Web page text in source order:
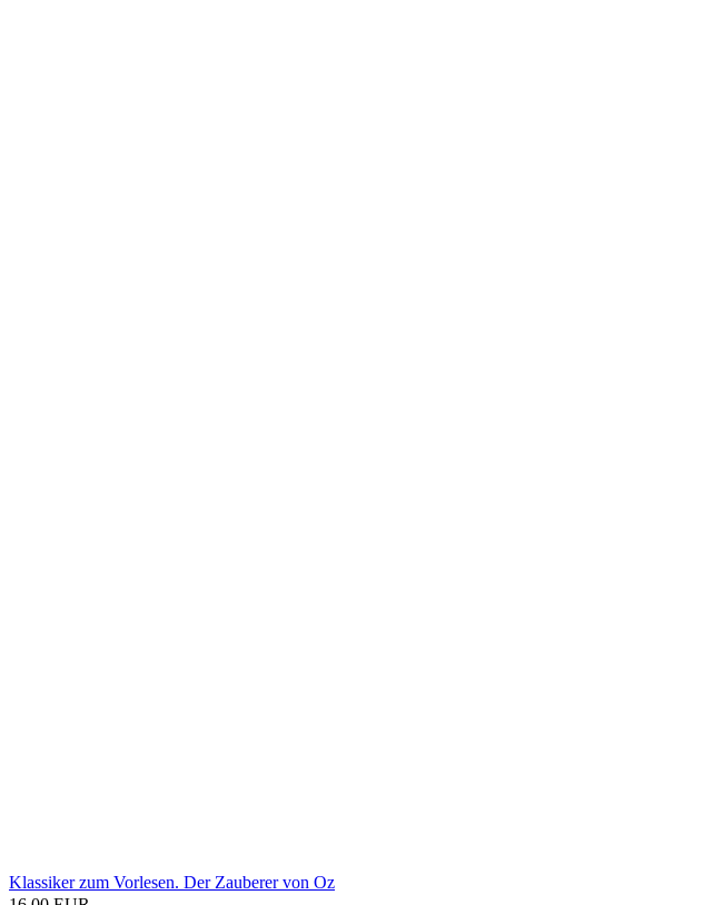
Klassiker zum Vorlesen. Der Zauberer von Oz